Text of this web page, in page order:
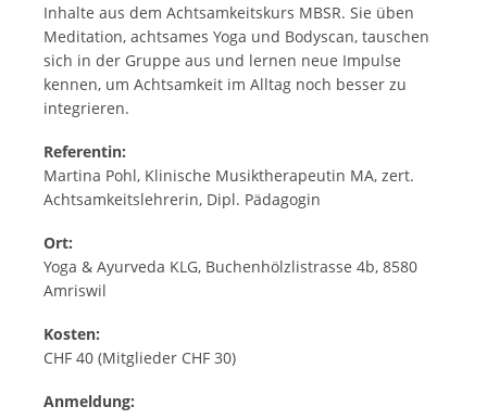
Inhalte aus dem Achtsamkeitskurs MBSR. Sie üben
Meditation, achtsames Yoga und Bodyscan, tauschen
sich in der Gruppe aus und lernen neue Impulse
kennen, um Achtsamkeit im Alltag noch besser zu
integrieren.
Referentin:
Martina Pohl, Klinische Musiktherapeutin MA, zert.
Achtsamkeitslehrerin, Dipl. Pädagogin
Ort:
Yoga & Ayurveda KLG, Buchenhölzlistrasse 4b, 8580
Amriswil
Kosten:
CHF 40 (Mitglieder CHF 30)
Anmeldung: